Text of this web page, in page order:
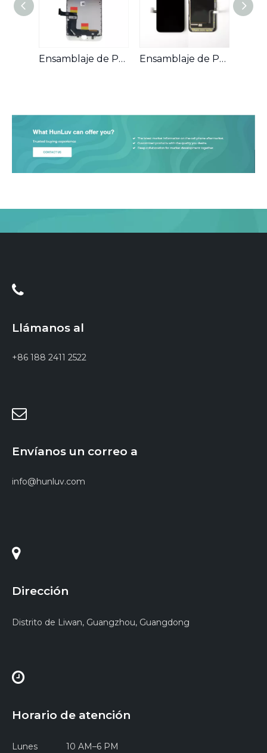
Ensamblaje de Pantalla OLED para Teléfonos Móviles Compatible con iPhone 7 Plus Ensamblaje de Pantalla LCD para Teléfonos Móviles Compatible con iPhone 13 Mini
Llámanos al
+86 188 2411 2522
Envíanos un correo a
info@hunluv.com
Dirección
Distrito de Liwan, Guangzhou, Guangdong
Horario de atención
Lunes 10 AM–6 PM